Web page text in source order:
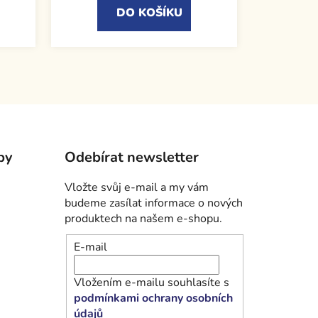
DO KOŠÍKU
Odebírat newsletter
Vložte svůj e-mail a my vám
budeme zasílat informace o nových
produktech na našem e-shopu.
E-mail
Vložením e-mailu souhlasíte s
podmínkami ochrany osobních
údajů